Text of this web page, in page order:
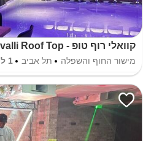
קוואלי רוף טופ - Cavalli Roof Top
מישור החוף והשפלה תל אביב 1 לופט